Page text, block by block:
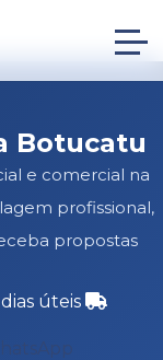
Botucatu
e comercial na
profissional,
propostas
úteis